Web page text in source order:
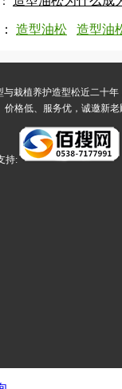
造型油松 造型油
栽植养护造型松近二十
格低、服务优，诚邀新老
持: